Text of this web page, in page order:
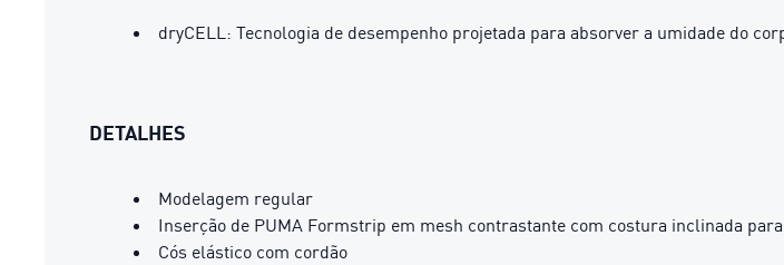
dryCELL: Tecnologia de desempenho projetada para absorver a umidade do
DETALHES
Modelagem regular
Inserção de PUMA Formstrip em mesh contrastante com costura inclinada
Cós elástico com cordão